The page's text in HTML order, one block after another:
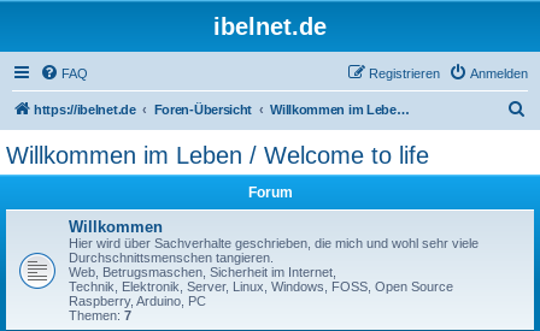
ibelnet.de
FAQ Anmelden
Registrieren
https://ibelnet.de Foren-Übersicht Willkommen im Leben / Welcome to life
Willkommen im Leben / Welcome to life
Forum
Willkommen
Hier wird über Sachverhalte geschrieben, die mich und wohl sehr viele
Durchschnittsmenschen tangieren.
Web, Betrugsmaschen, Sicherheit im Internet,
Technik, Elektronik, Server, Linux, Windows, FOSS, Open Source
Raspberry, Arduino, PC
Themen: 7